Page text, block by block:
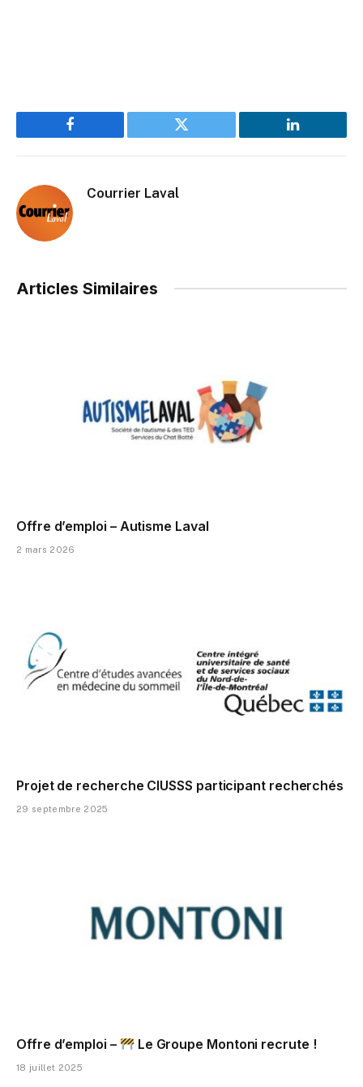
Facebook Twitter LinkedIn
Courrier Laval
Articles Similaires
Offre d’emploi – Autisme Laval
2 mars 2026
Projet de recherche CIUSSS participant recherchés
29 septembre 2025
Offre d’emploi – Le Groupe Montoni recrute !
18 juillet 2025